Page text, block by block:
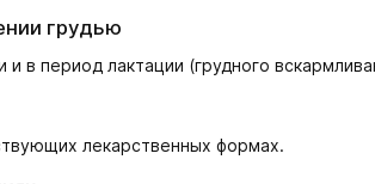
грудью
в период лактации (грудного
лекарственных формах.